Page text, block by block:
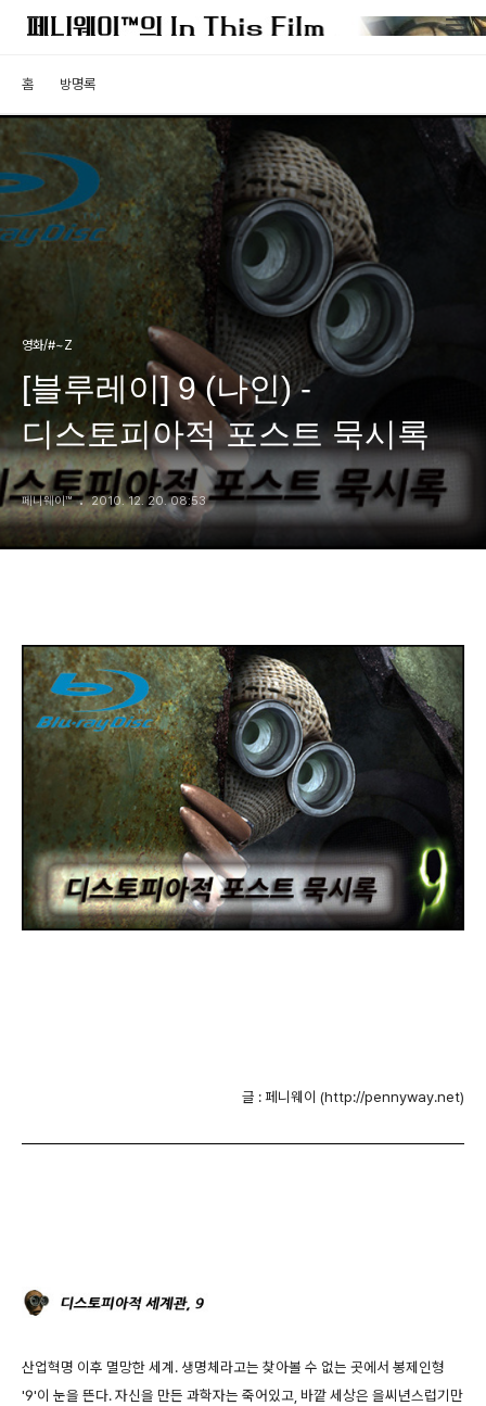
홈 방명록
영화/#~Z
[블루레이] 9 (나인) -
디스토피아적 포스트 묵시록
페니웨이™ 2010. 12. 20. 08:53
글 : 페니웨이 (http://pennyway.net)
산업혁명 이후 멸망한 세계. 생명체라고는 찾아볼 수 없는 곳에서 봉제인형
'9'이 눈을 뜬다. 자신을 만든 과학자는 죽어있고, 바깥 세상은 을씨년스럽기만